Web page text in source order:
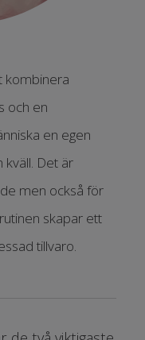
kombinera
och en
en egen
kväll. Det är
men också för
skapar ett
tillvaro.